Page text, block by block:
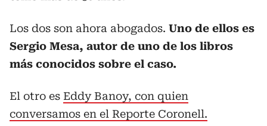
Los dos son ahora abogados. Uno de ellos es
Sergio Mesa, autor de uno de los libros
más conocidos sobre el caso.
El otro es Eddy Banoy, con quien
conversamos en el Reporte Coronell.